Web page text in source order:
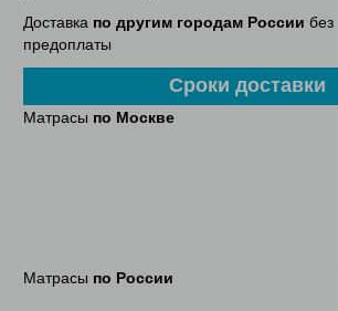
Доставка по другим городам России без
предоплаты
Сроки доставки
Матрасы по Москве
Матрасы по России